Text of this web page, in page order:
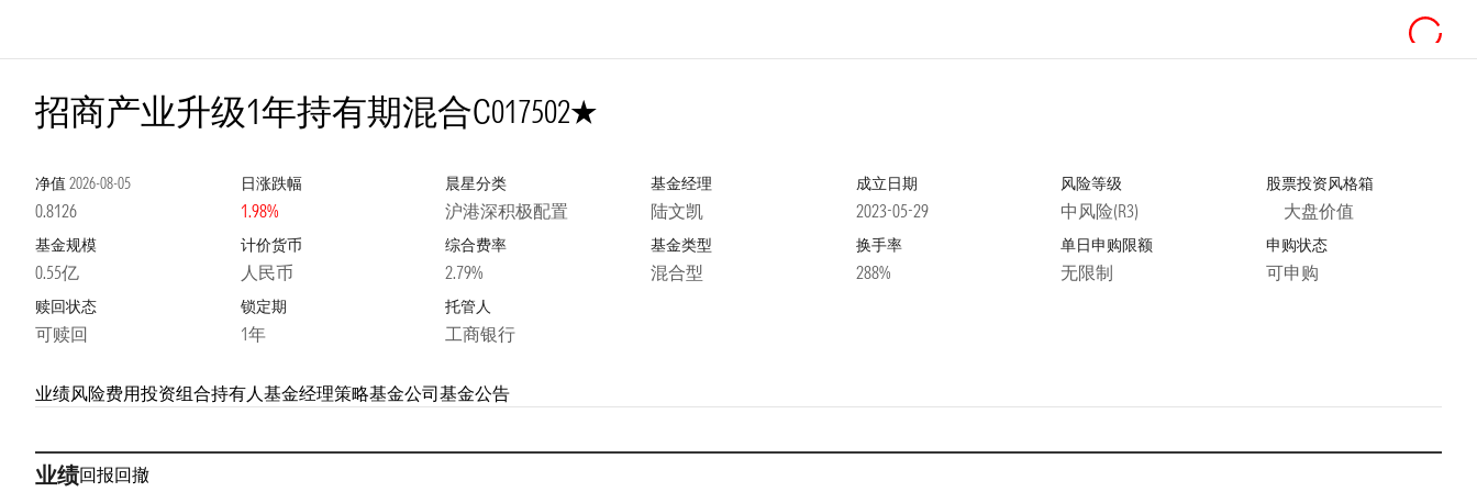
招商产业升级1年持有期混合C017502
净值 2026-08-05
0.8126
日涨跌幅
1.98%
晨星分类
沪港深积极配置
基金经理
陆文凯
成立日期
2023-05-29
风险等级
中风险(R3)
股票投资风格箱
大盘价值
基金规模
0.55亿
计价货币
人民币
综合费率
2.79%
基金类型
混合型
换手率
288%
单日申购限额
无限制
申购状态
可申购
赎回状态
可赎回
锁定期
1年
托管人
工商银行
业绩风险费用投资组合持有人基金经理策略基金公司基金公告
业绩回报回撤